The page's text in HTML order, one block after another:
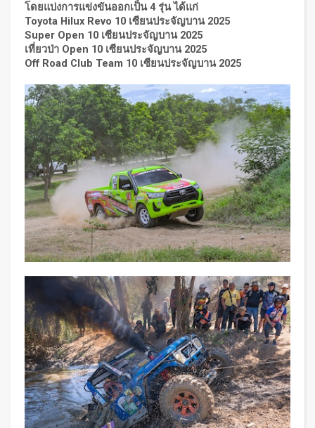
โดยแบ่งการแข่งขันออกเป็น 4 รุ่น ได้แก่
Toyota Hilux Revo 10 เซียนประจัญบาน 2025
Super Open 10 เซียนประจัญบาน 2025
เที่ยวป่า Open 10 เซียนประจัญบาน 2025
Off Road Club Team 10 เซียนประจัญบาน 2025